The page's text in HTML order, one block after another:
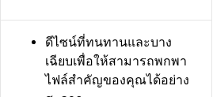
ดีไซน์ที่ทนทานและบาง
เฉียบเพื่อให้สามารถพกพา
ไฟล์สำคัญของคุณได้อย่าง